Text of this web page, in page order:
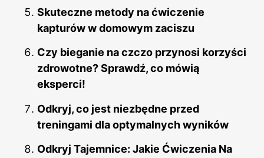
Skuteczne metody na ćwiczenie
kapturów w domowym zaciszu
Czy bieganie na czczo przynosi korzyści
zdrowotne? Sprawdź, co mówią
eksperci!
Odkryj, co jest niezbędne przed
treningami dla optymalnych wyników
Odkryj Tajemnice: Jakie Ćwiczenia Na